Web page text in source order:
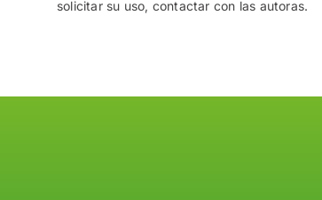
solicitar su uso, contactar con las autoras.